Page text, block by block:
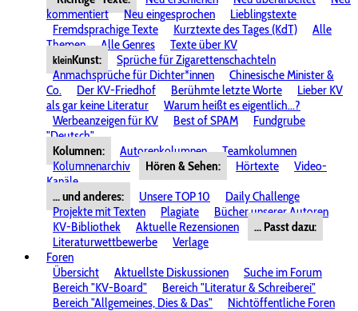
kommentiert
Neu eingesprochen
Lieblingstexte
Fremdsprachige Texte
Kurztexte des Tages (KdT)
Alle
Themen
Alle Genres Texte über KV
kleinKunst:
Sprüche für Zigarettenschachteln
Anmachsprüche für Dichter*innen
Chinesische Minister &
Co.
Der KV-Friedhof Berühmte letzte Worte
Lieber KV
als gar keine Literatur
Warum heißt es eigentlich...?
Werbeanzeigen für KV
Best of SPAM
Fundgrube
"Deutsch"
Kolumnen:
Autorenkolumnen
Teamkolumnen
Kolumnenarchiv
Hören & Sehen: Hörtexte
Video-
Kanäle
... und anderes:
Unsere TOP 10
Daily Challenge
Projekte mit Texten
Plagiate
Bücher unserer Autoren
KV-Bibliothek
Aktuelle Rezensionen
... Passt dazu:
Literaturwettbewerbe
Verlage
Foren
Übersicht
Aktuellste Diskussionen
Suche im Forum
Bereich "KV-Board"
Bereich "Literatur & Schreiberei"
Bereich "Allgemeines, Dies & Das"
Nichtöffentliche Foren